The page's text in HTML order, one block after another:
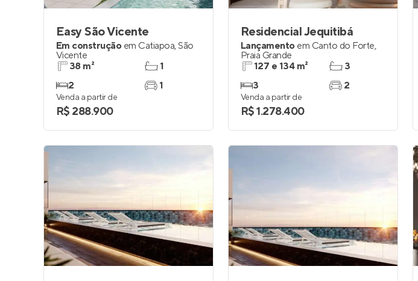
Easy São Vicente
Em construção em Catiapoa,São
Vicente
38 m²
2
1
1
Venda a partir de
R$ 288.900
Residencial Jequitibá
Lançamento em Canto do Forte,
Praia Grande
127 e 134 m²
3
3
2
Venda a partir de
R$ 1.278.400